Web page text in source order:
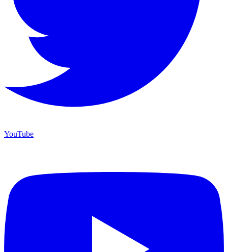
YouTube